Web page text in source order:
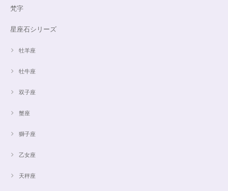
梵字
星座石シリーズ
牡羊座
牡牛座
双子座
蟹座
獅子座
乙女座
天秤座